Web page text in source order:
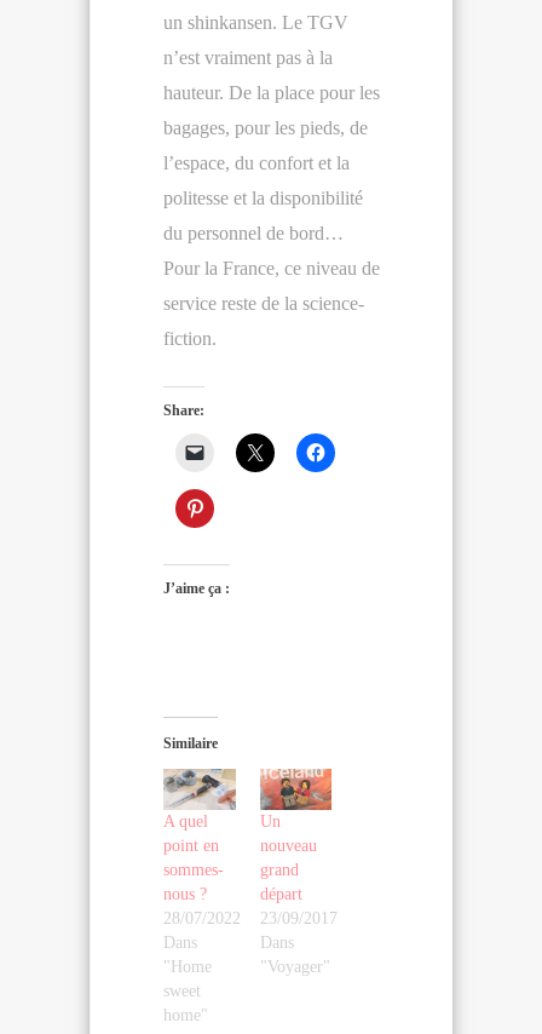
un shinkansen. Le TGV
n’est vraiment pas à la
hauteur. De la place pour les
bagages, pour les pieds, de
l’espace, du confort et la
politesse et la disponibilité
du personnel de bord…
Pour la France, ce niveau de
service reste de la science-
fiction.
Share:
J’aime ça :
Similaire
A quel
point en
sommes-
nous ?
28/07/2022
Dans
"Home
sweet
home"
Un
nouveau
grand
départ
23/09/2017
Dans
"Voyager"